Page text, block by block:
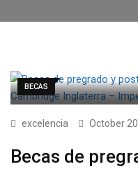
BECAS
excelencia October
Becas de